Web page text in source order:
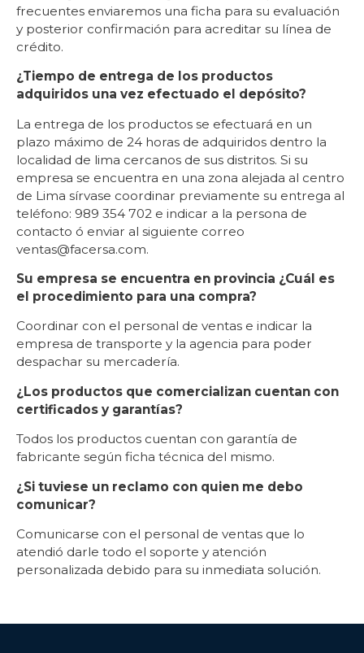
frecuentes enviaremos una ficha para su evaluación
y posterior confirmación para acreditar su línea de
crédito.
¿Tiempo de entrega de los productos
adquiridos una vez efectuado el depósito?
La entrega de los productos se efectuará en un
plazo máximo de 24 horas de adquiridos dentro la
localidad de lima cercanos de sus distritos. Si su
empresa se encuentra en una zona alejada al centro
de Lima sírvase coordinar previamente su entrega al
teléfono: 989 354 702 e indicar a la persona de
contacto ó enviar al siguiente correo
ventas@facersa.com.
Su empresa se encuentra en provincia ¿Cuál es
el procedimiento para una compra?
Coordinar con el personal de ventas e indicar la
empresa de transporte y la agencia para poder
despachar su mercadería.
¿Los productos que comercializan cuentan con
certificados y garantías?
Todos los productos cuentan con garantía de
fabricante según ficha técnica del mismo.
¿Si tuviese un reclamo con quien me debo
comunicar?
Comunicarse con el personal de ventas que lo
atendió darle todo el soporte y atención
personalizada debido para su inmediata solución.